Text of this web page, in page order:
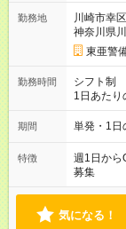
日給は全額支給！ ■月22日以上勤務す
日払い・
(CRIA)』
ます♪ ※稼働分・規定あ
かり【3万
給 ┗昼食
勤務地
川崎市幸区
神奈川県
東亜警
勤務時間
シフト制
1日あたり
勤】20:00～翌5:00 ・【日勤のみ
の都合に
ライベー
期間 単発・1日
特徴
週1日から
募集
気になる！